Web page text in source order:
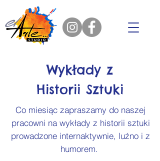
Wykłady z
Historii Sztuki
Co miesiąc zapraszamy do naszej
pracowni na wykłady z historii sztuki
prowadzone internaktywnie, luźno i z
humorem.